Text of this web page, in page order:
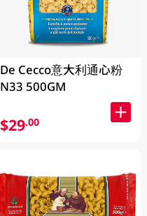
De Cecco意大利通心粉
N33 500GM
$29.00